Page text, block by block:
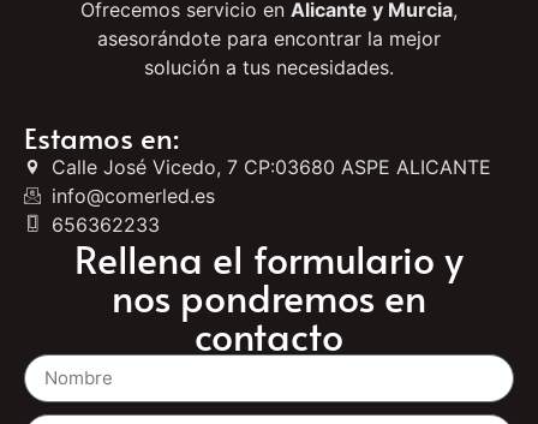
formulario y nuestro equipo se pondrá en
contacto contigo lo antes posible.
Ofrecemos servicio enAlicante y Murcia
Estamos en:
Calle José Vicedo, 7 CP:03680 ASPE ALICANTE
info@comerled.es
Rellena el formulario y
nos pondremos en
contacto